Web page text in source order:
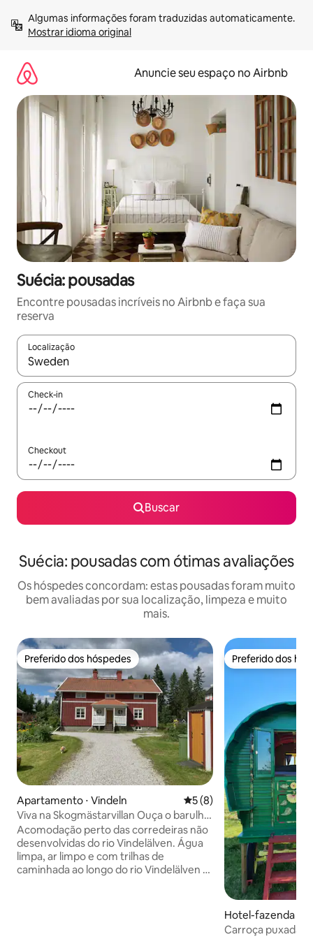
para
Mostrar idioma original
Anuncie seu espaço no Airbnb
Suécia: pousadas
Encontre pousadas incríveis no Airbnb e faça sua
reserva
Localização
Quando os resultados estiverem disponíveis, explore-os
Check-in
Checkout
Buscar
Suécia: pousadas com ótimas avaliações
Os hóspedes concordam: estas pousadas foram muito
bem avaliadas por sua localização, limpeza e muito
mais.
Preferido dos hóspedes
Preferido dos hóspedes
Apartamento ⋅ Vindeln 5 de uma avaliação média
5 (8)
Viva na Skogmästarvillan Ouça o barulho
do rio Vindelälven
Acomodação perto das corredeiras não
desenvolvidas do rio Vindelälven. Água
limpa, ar limpo e com trilhas de
caminhada ao longo do rio Vindelälven e
Preferido dos
Preferido dos
Hotel-fazenda ⋅
Carroça puxada